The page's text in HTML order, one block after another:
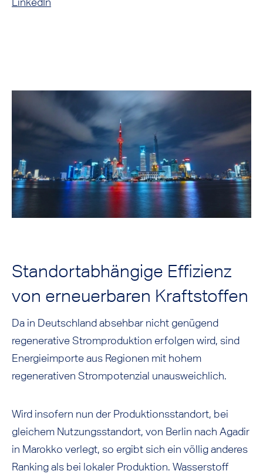
Standortabhängige Effizienz
von erneuerbaren Kraftstoffen
Da in Deutschland absehbar nicht genügend
regenerative Stromproduktion erfolgen wird, sind
Energieimporte aus Regionen mit hohem
regenerativen Strompotenzial unausweichlich.
Wird insofern nun der Produktionsstandort, bei
gleichem Nutzungsstandort, von Berlin nach Agadir
in Marokko verlegt, so ergibt sich ein völlig anderes
Ranking als bei lokaler Produktion. Wasserstoff